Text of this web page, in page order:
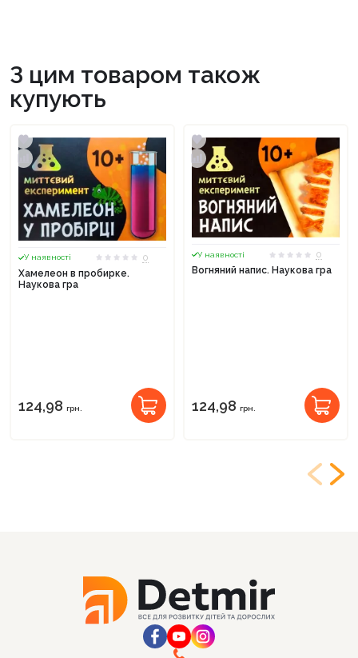
З цим товаром також
купують
У наявності
0
Хамелеон в пробирке.
Наукова гра
124,98 грн.
У наявності
0
Вогняний напис. Наукова гра
124,98 грн.